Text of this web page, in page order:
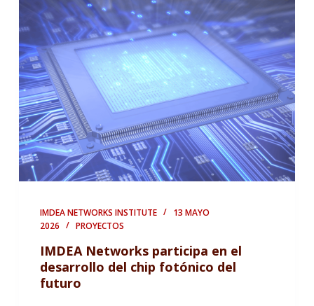
IMDEA NETWORKS INSTITUTE
13 MAYO
2026
PROYECTOS
IMDEA Networks participa en el
desarrollo del chip fotónico del
futuro